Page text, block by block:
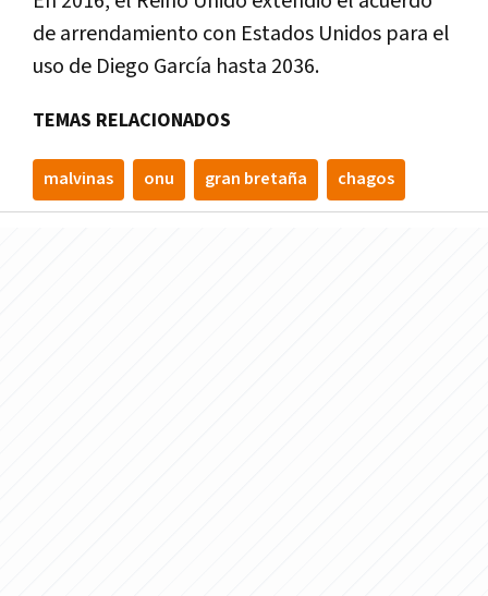
de arrendamiento con Estados Unidos para el
uso de Diego García hasta 2036.
TEMAS RELACIONADOS
malvinas onu gran bretaña chagos